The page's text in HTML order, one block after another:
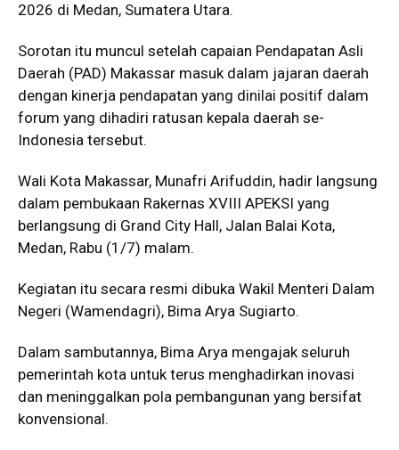
2026 di Medan, Sumatera Utara.
Sorotan itu muncul setelah capaian Pendapatan Asli
Daerah (PAD) Makassar masuk dalam jajaran daerah
dengan kinerja pendapatan yang dinilai positif dalam
forum yang dihadiri ratusan kepala daerah se-
Indonesia tersebut.
Wali Kota Makassar, Munafri Arifuddin, hadir langsung
dalam pembukaan Rakernas XVIII APEKSI yang
berlangsung di Grand City Hall, Jalan Balai Kota,
Medan, Rabu (1/7) malam.
Kegiatan itu secara resmi dibuka Wakil Menteri Dalam
Negeri (Wamendagri), Bima Arya Sugiarto.
Dalam sambutannya, Bima Arya mengajak seluruh
pemerintah kota untuk terus menghadirkan inovasi
dan meninggalkan pola pembangunan yang bersifat
konvensional.